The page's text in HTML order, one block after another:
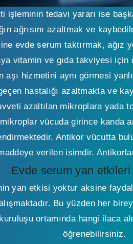
işleminin tedavi yararı ise
ağrısını azaltmak ve
evde serum taktırmak,
vitamin ve gıda takviyesi için
aşı hizmetini aynı görmesi
hastalığı azaltmakta ve
azaltılan mikroplara yada
vücuda girince kanda
Antikor vücutta
verilen isimdir.
Evde serum yan
yan etkisi yoktur aksine
Bu yüzden her
ortamında hangi ilaca
öğrenebilirsiniz.